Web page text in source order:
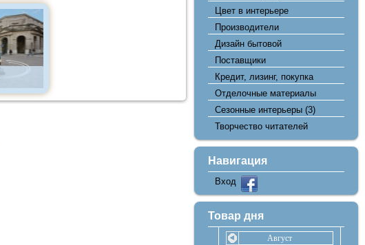
Цвет в интерьере
Производители
Дизайн бытовой
Поставщики
Кредит, лизинг, покупка
Отделочные материалы
Сезонные интерьеры (3)
Творчество читателей
Навигация
Вход
Товар дня
Август